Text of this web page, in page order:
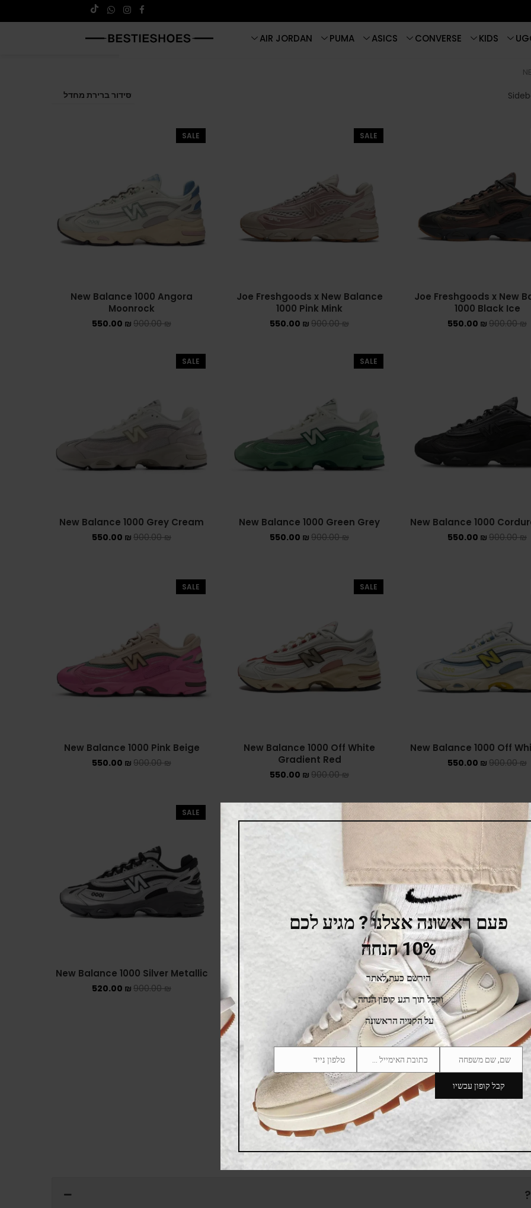
KIDS
CONVERSE
ASICS
PUMA
AIR JORDAN
Joe Freshgoods x New
1000 Black Ice
900.00₪
550.00 ₪
SALE
Joe Freshgoods x New Balance
1000 Pink Mink
900.00₪
550.00 ₪
SALE
New Balance 1000 Angora
Moonrock
900.00₪
550.00 ₪
New Balance 1000
900.00₪
550.00 ₪
SALE
New Balance 1000 Green Grey
900.00₪
550.00 ₪
SALE
New Balance 1000 Grey Cream
900.00₪
550.00 ₪
New Balance 1000 Off
900.00₪
550.00 ₪
SALE
New Balance 1000 Off White
Gradient Red
900.00₪
550.00 ₪
SALE
New Balance 1000 Pink Beige
900.00₪
550.00 ₪
New Balance 1000
900.00₪
550.00₪
New Balance 1000 Silver
900.00₪
SALE
New Balance 1000 Silver Metallic
900.00₪
520.00 ₪
New Balance 1000
פעם ראשונה אצלנו ? מגיע לכם
10% הנחה
הירשם כעת לאתר
וקבל תוך רגע קופון הנחה
על הקנייה הראשונה
Name
שם, שם משפחה Email
Phone
Number
טלפון נייד
קבל קופון עכשיו